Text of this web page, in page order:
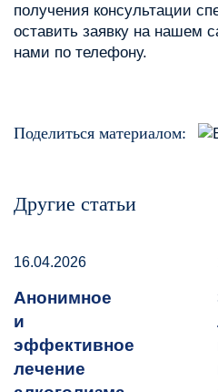
получения консультации
оставить заявку на нашем
нами по телефону.
Поделиться материалом:
Другие статьи
16.04.2026
Анонимное
и
эффективное
лечение